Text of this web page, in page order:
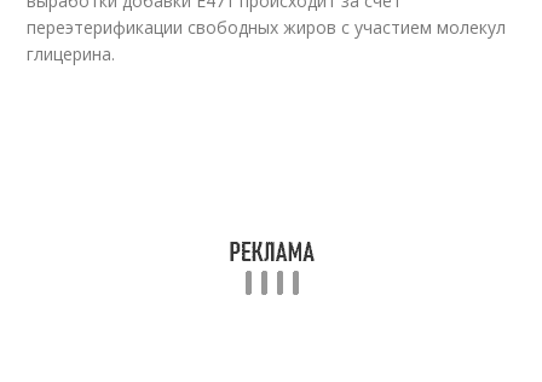
переэтерификации свободных жиров с участием молекул
глицерина.